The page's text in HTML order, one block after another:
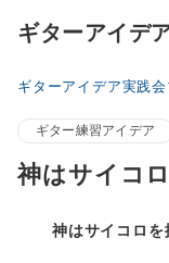
ギターアイデ
ギターアイデア実践
ギター練習アイデア
神はサイコ
神はサイコロを